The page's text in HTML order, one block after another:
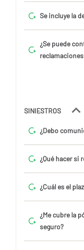
Se incluye la
¿Se puede
SINIESTROS
¿Debo
¿Qué hacer si
¿Cuál es el
¿Me cubre la
seguro?